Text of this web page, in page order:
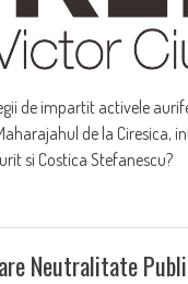
de impartit activele
de la Ciresica,
si Costica Stefanescu?
Neutralitate